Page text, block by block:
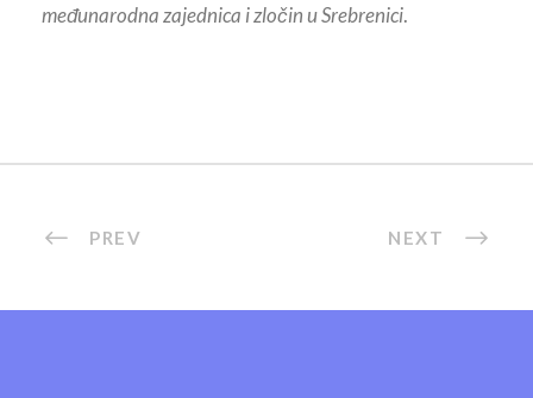
međunarodna zajednica i zločin u Srebrenici.
PREV NEXT